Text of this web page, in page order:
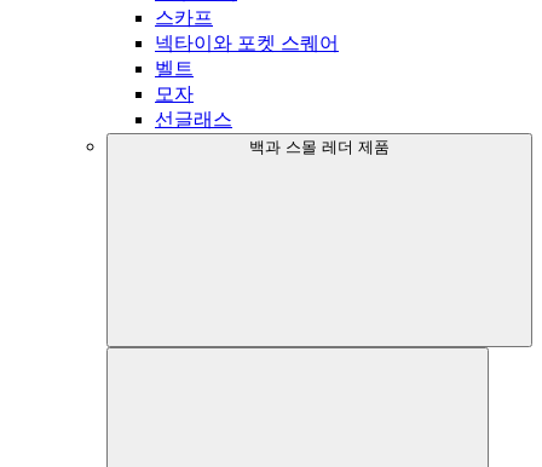
스카프
넥타이와 포켓 스퀘어
벨트
모자
선글래스
백과 스몰 레더 제품